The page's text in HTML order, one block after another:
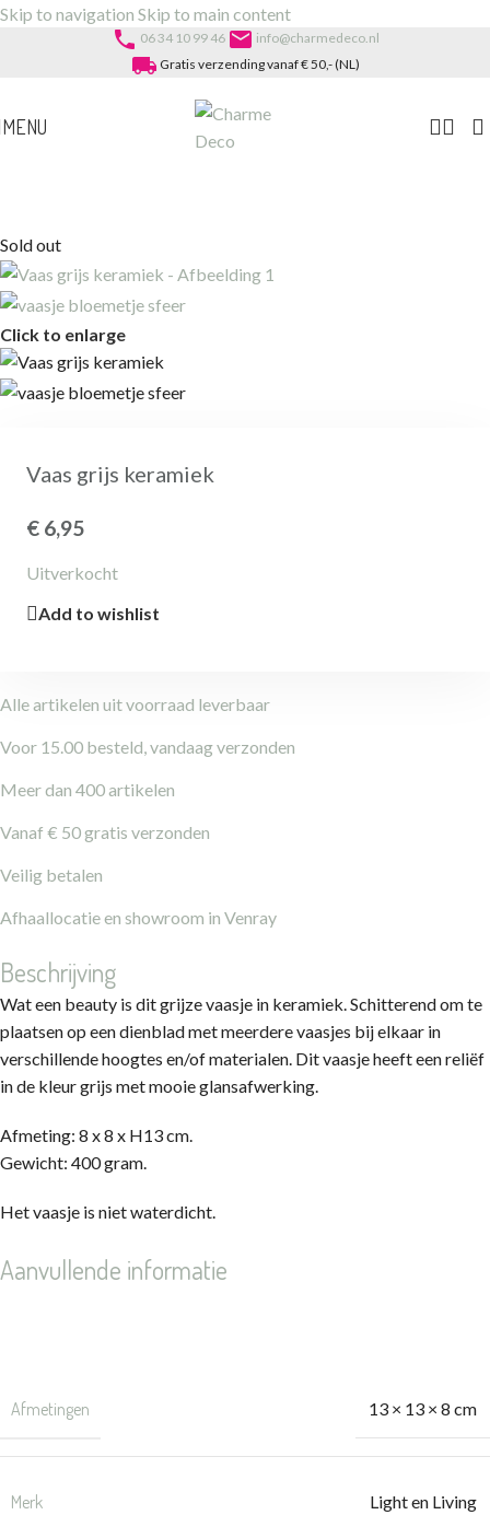
Skip to navigation Skip to main content
phone 06 34 10 99 46 email info@charmedeco.nl
local_shipping Gratis verzending vanaf € 50,- (NL)
MENU
Sold out
Click to enlarge
Vaas grijs keramiek
€ 6,95
Uitverkocht
Add to wishlist
Alle artikelen uit voorraad leverbaar
Voor 15.00 besteld, vandaag verzonden
Meer dan 400 artikelen
Vanaf € 50 gratis verzonden
Veilig betalen
Afhaallocatie en showroom in Venray
Beschrijving
Wat een beauty is dit grijze vaasje in keramiek. Schitterend om te
plaatsen op een dienblad met meerdere vaasjes bij elkaar in
verschillende hoogtes en/of materialen. Dit vaasje heeft een reliëf
in de kleur grijs met mooie glansafwerking.
Afmeting: 8 x 8 x H13 cm.
Gewicht: 400 gram.
Het vaasje is niet waterdicht.
Aanvullende informatie
Afmetingen 13 × 13 × 8 cm
Merk Light en Living